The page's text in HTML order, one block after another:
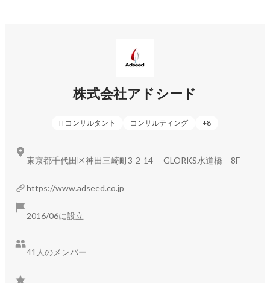
ースで開発できる」ノーコードプラットフォームの開発に着
3年後、5年後のデファクトスタンダードになるシステムを世
の中にリリースしていきます。
----------------------------------------------------------
◆業界未経験からITセールスに挑戦したい方へ
製品を売るセールス、コンサルティングを行うセールス、開
発リソースを提供するセールスなど
様々な種類が存在します。
当社には
・研修サービスに期待頂きお申込みを頂くモデル
株式会社アドシード
ITコンサルタント コンサルティング +8
https://www.adseed.co.jp
2016/06に設立
41人のメンバー
東京都千代田区神田三崎町3-2-14 GLORKS水道橋 8F